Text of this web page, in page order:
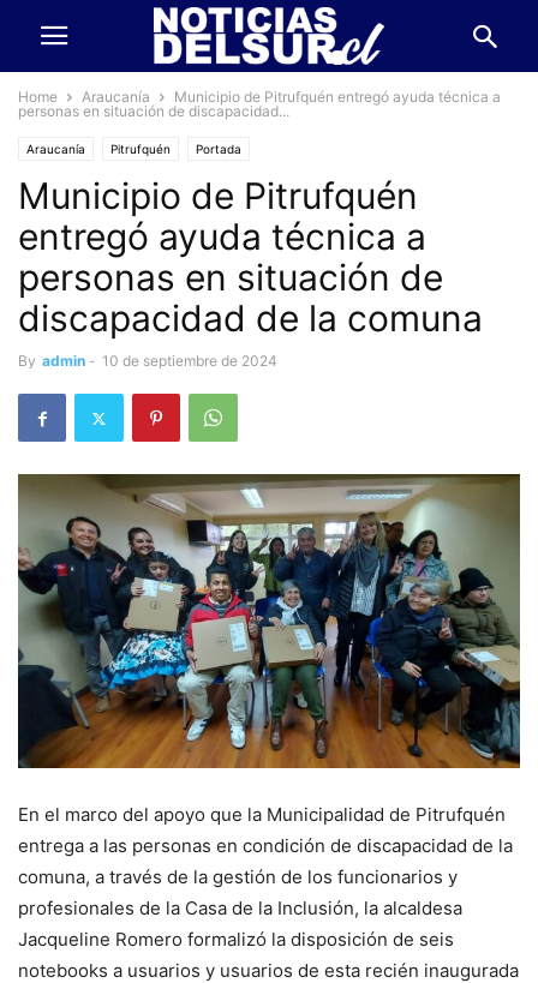
Home Araucanía
Municipio de Pitrufquén entregó ayuda técnica a
personas en situación de discapacidad...
Araucanía Pitrufquén Portada
Municipio de Pitrufquén
entregó ayuda técnica a
personas en situación de
discapacidad de la comuna
By admin - 10 de septiembre de 2024
En el marco del apoyo que la Municipalidad de Pitrufquén
entrega a las personas en condición de discapacidad de la
comuna, a través de la gestión de los funcionarios y
profesionales de la Casa de la Inclusión, la alcaldesa
Jacqueline Romero formalizó la disposición de seis
notebooks a usuarios y usuarios de esta recién inaugurada